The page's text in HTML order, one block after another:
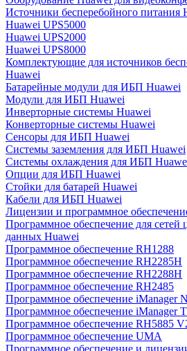
Источники бесперебойного питания
Huawei UPS5000
Huawei UPS2000
Huawei UPS8000
Комплектующие для источников
Huawei
Батарейные модули для ИБП Huawei
Модули для ИБП Huawei
Инверторные системы Huawei
Конверторные системы Huawei
Сенсоры для ИБП Huawei
Системы заземления для ИБП Huawei
Системы охлаждения для ИБП
Опции для ИБП Huawei
Стойки для батарей Huawei
Кабели для ИБП Huawei
Лицензии и программное
Программное обеспечение для сетей
данных Huawei
Программное обеспечение RH1288
Программное обеспечение RH2285H
Программное обеспечение RH2288H
Программное обеспечение RH2485
Программное обеспечение iManager
Программное обеспечение iManager
Программное обеспечение RH5885
Программное обеспечение UMA
Программное обеспечение и